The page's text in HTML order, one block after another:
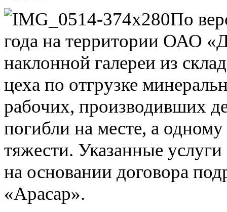
По
года на территории ОАО
наклонной галереи из
цеха по отгрузке
рабочих, производивших
погибли на месте, а
тяжести. Указанные
на основании договора
«Арасар».